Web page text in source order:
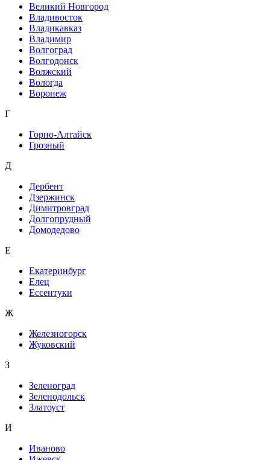
Великий Новгород
Владивосток
Владикавказ
Владимир
Волгоград
Волгодонск
Волжский
Вологда
Воронеж
Г
Горно-Алтайск
Грозный
Д
Дербент
Дзержинск
Димитровград
Долгопрудный
Домодедово
Е
Екатеринбург
Елец
Ессентуки
Ж
Железногорск
Жуковский
З
Зеленоград
Зеленодольск
Златоуст
И
Иваново